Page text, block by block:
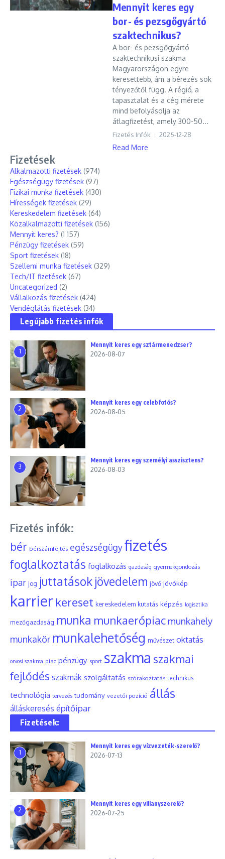
Mennyit keres egy
bor- és pezsgőgyártó
szaktechnikus?
A bor- és pezsgőgyártó
szaktechnikusi szakma
Magyarországon egyre
keresettebb, ám a bérezés sok
tényezőtől függ. A régió, a
tapasztalat és a cég mérete
mind befolyásolja az
átlagfizetést, amely 300-50...
Fizetés Infók 2025-12-28
Read More
Fizetések
Alkalmazotti fizetések (974)
Egészségügy fizetések (97)
Fizikai munka fizetések (430)
Hírességek fizetések (29)
Kereskedelem fizetések (64)
Közalkalmazotti fizetések (156)
Mennyit keres? (1 157)
Pénzügy fizetések (59)
Sport fizetések (18)
Szellemi munka fizetések (329)
Tech/IT fizetések (67)
Uncategorized (2)
Vállalkozás fizetések (424)
Vendéglátás fizetések (34)
Legújabb fizetés infók
1
Mennyit keres egy sztármenedzser?
2026-08-07
2
Mennyit keres egy celebfotós?
2026-08-05
3
Mennyit keres egy személyi asszisztens?
2026-08-03
Fizetés infók:
bér bérszámfejtés egészségügyfizetés
foglalkoztatás foglalkozás gazdaság gyermekgondozás
ipar jog juttatások jövedelem jövő jövőkép
karrier kereset kereskedelem kutatás képzés logisztika
mezőgazdaság munka munkaerőpiac munkahely
munkakör munkalehetőség művészet oktatás
orvosi szakma piac pénzügy sport szakma szakmai
fejlődés szakmák szolgáltatás szórakoztatás technikus
technológia tervezés tudomány vezetői pozíció állás
álláskeresés építőipar
Fizetések:
1
Mennyit keres egy vízvezeték-szerelő?
2026-07-13
2
Mennyit keres egy villanyszerelő?
2026-07-25